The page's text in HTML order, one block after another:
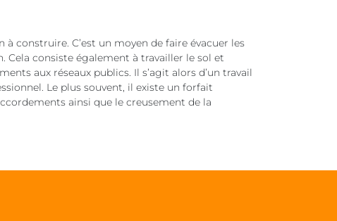
construire. C’est un moyen de faire évacuer les
Cela consiste également à travailler le sol et
aux réseaux publics. Il s’agit alors d’un travail
Le plus souvent, il existe un forfait
ainsi que le creusement de la